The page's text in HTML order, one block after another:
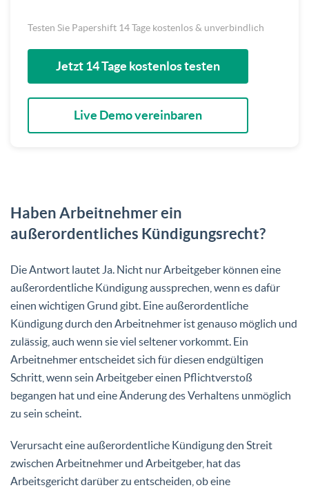
Testen Sie Papershift 14 Tage kostenlos & unverbindlich
Jetzt 14 Tage kostenlos testen
Live Demo vereinbaren
Haben Arbeitnehmer ein
außerordentliches Kündigungsrecht?
Die Antwort lautet Ja. Nicht nur Arbeitgeber können eine
außerordentliche Kündigung aussprechen, wenn es dafür
einen wichtigen Grund gibt. Eine außerordentliche
Kündigung durch den Arbeitnehmer ist genauso möglich und
zulässig, auch wenn sie viel seltener vorkommt. Ein
Arbeitnehmer entscheidet sich für diesen endgültigen
Schritt, wenn sein Arbeitgeber einen Pflichtverstoß
begangen hat und eine Änderung des Verhaltens unmöglich
zu sein scheint.
Verursacht eine außerordentliche Kündigung den Streit
zwischen Arbeitnehmer und Arbeitgeber, hat das
Arbeitsgericht darüber zu entscheiden, ob eine